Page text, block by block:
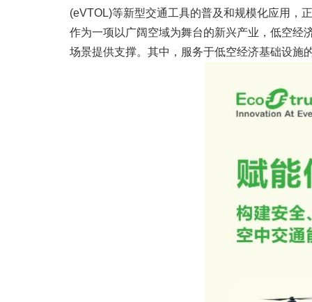
(eVTOL)等新型交通工具的普及和规模化应用，
作为一项以广阔空域为舞台的新兴产业，低空经
场景提供支撑。其中，服务于低空经济基础设施